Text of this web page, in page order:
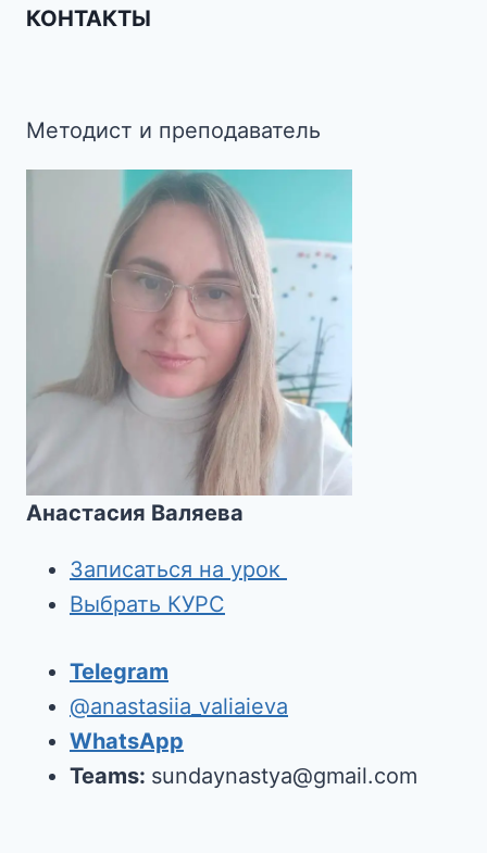
КОНТАКТЫ
Методист и преподаватель
Анастасия Валяева
Записаться на урок
Выбрать КУРС
Telegram
@anastasiia_valiaieva
WhatsApp
Teams: sundaynastya@gmail.com